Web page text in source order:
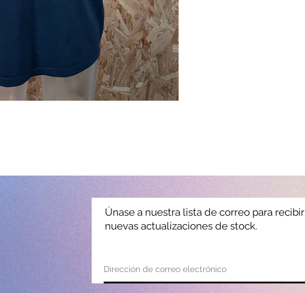
Únase a nuestra lista de correo para recibir
nuevas actualizaciones de stock.